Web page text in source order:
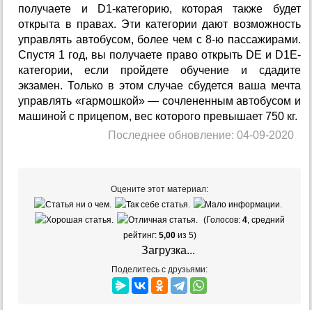
получаете и D1-категорию, которая также будет
открыта в правах. Эти категории дают возможность
управлять автобусом, более чем с 8-ю пассажирами.
Спустя 1 год, вы получаете право открыть DE и D1E-
категории, если пройдете обучение и сдадите
экзамен. Только в этом случае сбудется ваша мечта
управлять «гармошкой» — сочлененным автобусом и
машиной с прицепом, вес которого превышает 750 кг.
Последнее обновление: 04-09-2020
Оцените этот материал:
(Голосов: 4, средний
рейтинг: 5,00из 5)
Загрузка...
Поделитесь с друзьями: